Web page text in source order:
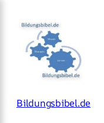
Inhalt
springen
Bildungsbibel.de